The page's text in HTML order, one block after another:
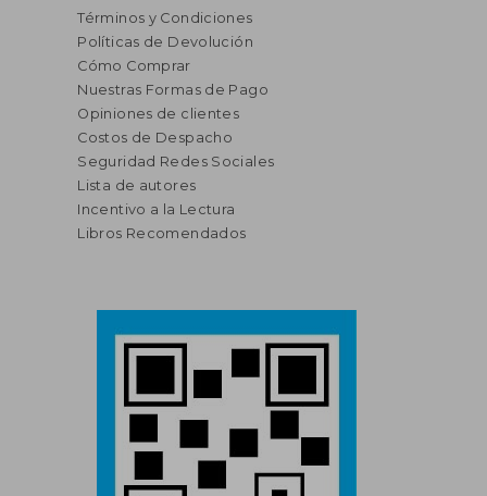
Términos y Condiciones
Políticas de Devolución
Cómo Comprar
Nuestras Formas de Pago
Opiniones de clientes
Costos de Despacho
Seguridad Redes Sociales
Lista de autores
Incentivo a la Lectura
Libros Recomendados